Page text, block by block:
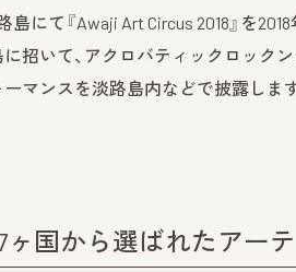
島にて『Awaji Art Circus 2018』を
に招いて、アクロバティックロック
マンスを淡路島内などで披露します
国から選ばれたアー